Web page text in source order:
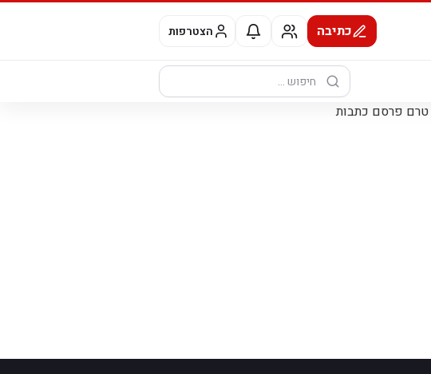
כתיבה הצטרפות
חיפוש: